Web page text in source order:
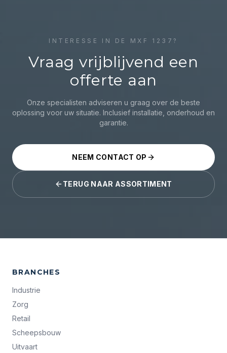
INTERESSE IN DE MXF 1237?
Vraag vrijblijvend een
offerte aan
Onze specialisten adviseren u graag over de beste
oplossing voor uw situatie. Inclusief installatie, onderhoud en
garantie.
NEEM CONTACT OP
TERUG NAAR ASSORTIMENT
BRANCHES
Industrie
Zorg
Retail
Scheepsbouw
Uitvaart